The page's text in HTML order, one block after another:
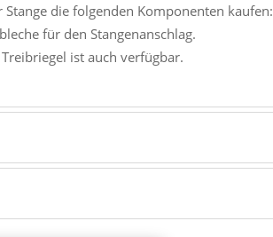
Stange die folgenden Komponenten
für den Stangenanschlag.
ist auch verfügbar.